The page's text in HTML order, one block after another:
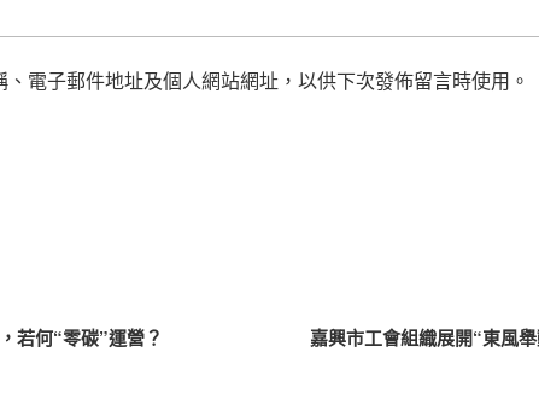
、電子郵件地址及個人網站網址，以供下次發佈留言時使用。
若何“零碳”運營？ 嘉興市工會組織展開“東風